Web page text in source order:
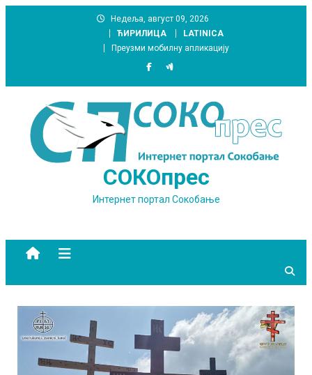
Недеља, август 09, 2026
ЋИРИЛИЦА
LATINICA
Преузми мобилну апликацију
СОКОпрес
Интернет портал Сокобање